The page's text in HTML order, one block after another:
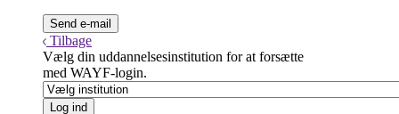
Tilbage
Vælg din uddannelsesinstitution for at forsætte
med WAYF-login.